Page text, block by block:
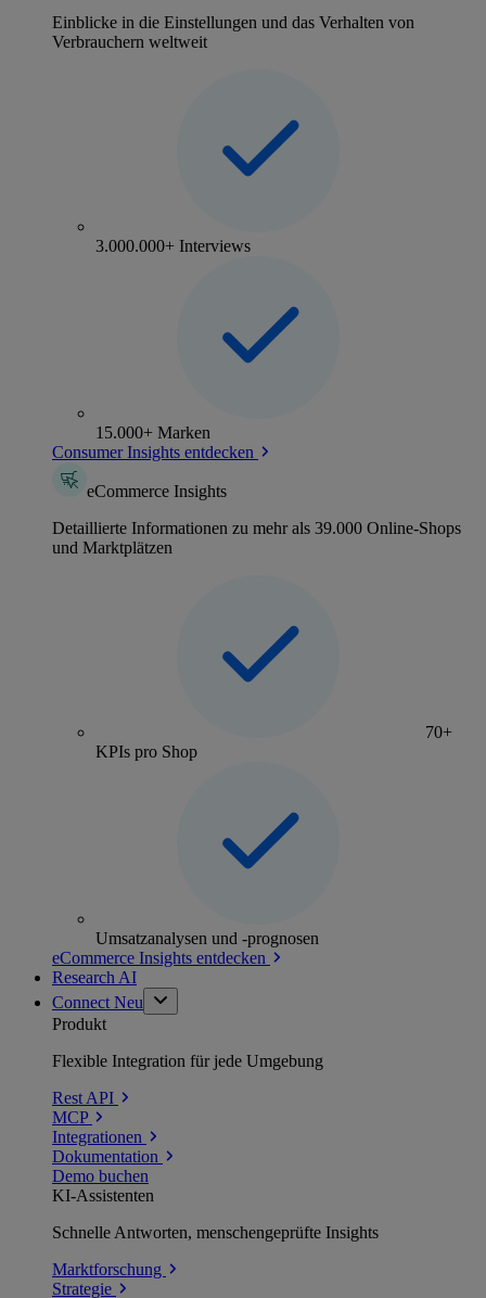
Einblicke in die Einstellungen und das Verhalten von
Verbrauchern weltweit
3.000.000+ Interviews
15.000+ Marken
Consumer Insights entdecken
eCommerce Insights
Detaillierte Informationen zu mehr als 39.000 Online-Shops
und Marktplätzen
70+
KPIs pro Shop
Umsatzanalysen und -prognosen
eCommerce Insights entdecken
Research AI
Connect Neu
Produkt
Flexible Integration für jede Umgebung
Rest API
MCP
Integrationen
Dokumentation
Demo buchen
KI-Assistenten
Schnelle Antworten, menschengeprüfte Insights
Marktforschung
Strategie